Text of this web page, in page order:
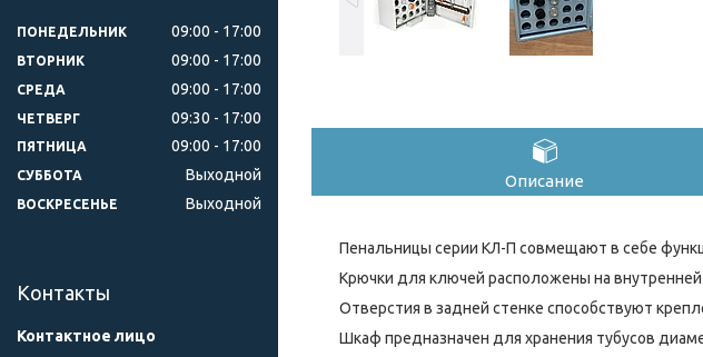
Описание
Пенальницы серии КЛ-П совмещают в себе
Крючки для ключей расположены на
Отверстия в задней стенке способствуют
Шкаф предназначен для хранения тубусов
ПОНЕДЕЛЬНИК 09:00 17:00
ВТОРНИК 09:00 17:00
СРЕДА 09:00 17:00
ЧЕТВЕРГ 09:30 17:00
ПЯТНИЦА 09:00 17:00
СУББОТА Выходной
ВОСКРЕСЕНЬЕ Выходной
Контакты